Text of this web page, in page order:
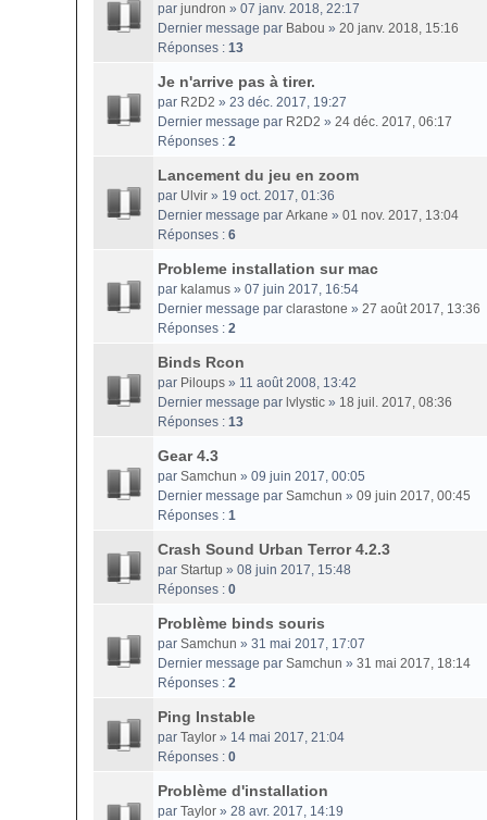
par jundron » 07 janv. 2018, 22:17
Dernier message par Babou » 20 janv. 2018, 15:16
Réponses : 13
Je n'arrive pas à tirer.
par R2D2 » 23 déc. 2017, 19:27
Dernier message par R2D2 » 24 déc. 2017, 06:17
Réponses : 2
Lancement du jeu en zoom
par Ulvir » 19 oct. 2017, 01:36
Dernier message par Arkane » 01 nov. 2017, 13:04
Réponses : 6
Probleme installation sur mac
par kalamus » 07 juin 2017, 16:54
Dernier message par clarastone » 27 août 2017, 13:36
Réponses : 2
Binds Rcon
par Piloups » 11 août 2008, 13:42
Dernier message par lvlystic » 18 juil. 2017, 08:36
Réponses : 13
Gear 4.3
par Samchun » 09 juin 2017, 00:05
Dernier message par Samchun » 09 juin 2017, 00:45
Réponses : 1
Crash Sound Urban Terror 4.2.3
par Startup » 08 juin 2017, 15:48
Réponses : 0
Problème binds souris
par Samchun » 31 mai 2017, 17:07
Dernier message par Samchun » 31 mai 2017, 18:14
Réponses : 2
Ping Instable
par Taylor » 14 mai 2017, 21:04
Réponses : 0
Problème d'installation
par Taylor » 28 avr. 2017, 14:19